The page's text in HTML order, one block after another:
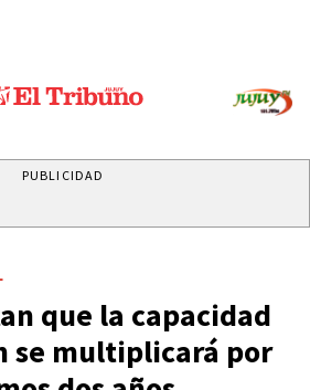
PUBLICIDAD
que la capacidad
se multiplicará por